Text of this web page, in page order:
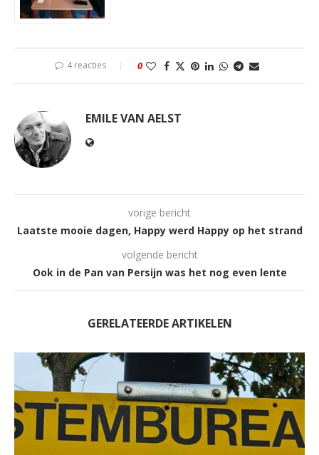
4 reacties 0
EMILE VAN AELST
vorige bericht
Laatste mooie dagen, Happy werd Happy op het strand
volgende bericht
Ook in de Pan van Persijn was het nog even lente
GERELATEERDE ARTIKELEN